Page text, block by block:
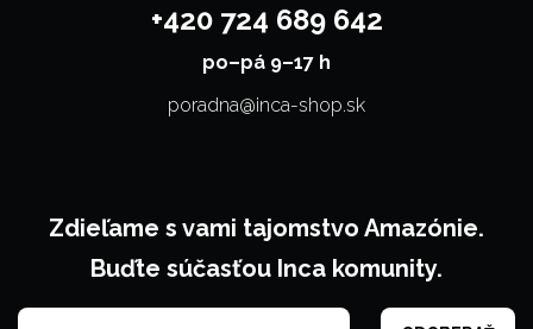
+420 724 689 642
po–⁠⁠⁠⁠⁠⁠pá 9–17 h
poradna@inca-shop.sk
Zdieľame s vami tajomstvo Amazónie.
Buďte súčasťou Inca komunity.